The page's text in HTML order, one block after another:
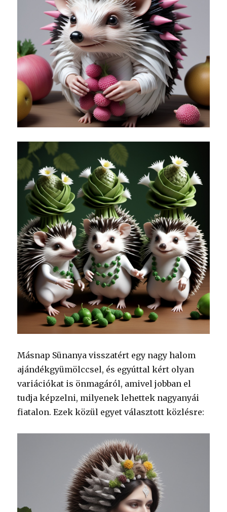
Másnap Sünanya visszatért egy nagy halom
ajándékgyümölccsel, és egyúttal kért olyan
variációkat is önmagáról, amivel jobban el
tudja képzelni, milyenek lehettek nagyanyái
fiatalon. Ezek közül egyet választott közlésre: